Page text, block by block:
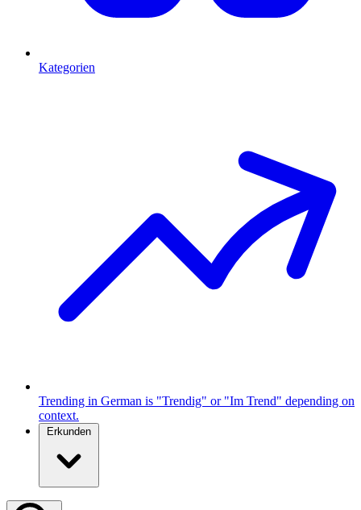
Kategorien
Trending in German is "Trendig" or "Im Trend" depending on
context.
Erkunden